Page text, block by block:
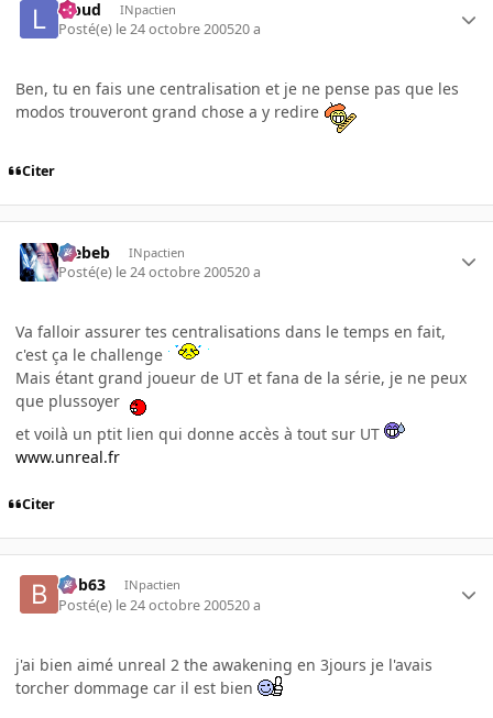
lebud INpactien
Posté(e) le 24 octobre 200520 a
Ben, tu en fais une centralisation et je ne pense pas que les
modos trouveront grand chose a y redire
Citer
Trebeb INpactien
Posté(e) le 24 octobre 200520 a
Va falloir assurer tes centralisations dans le temps en fait,
c'est ça le challenge
Mais étant grand joueur de UT et fana de la série, je ne peux
que plussoyer
et voilà un ptit lien qui donne accès à tout sur UT
www.unreal.fr
Citer
bob63 INpactien
Posté(e) le 24 octobre 200520 a
j'ai bien aimé unreal 2 the awakening en 3jours je l'avais
torcher dommage car il est bien